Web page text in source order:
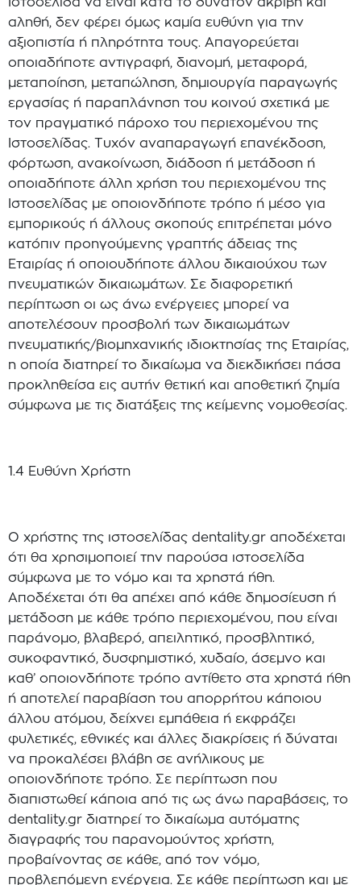
αληθή, δεν φέρει όμως καμία ευθύνη για την
αξιοπιστία ή πληρότητα τους. Απαγορεύεται
οποιαδήποτε αντιγραφή, διανομή, μεταφορά,
μεταποίηση, μεταπώληση, δημιουργία παραγωγής
εργασίας ή παραπλάνηση του κοινού σχετικά με
τον πραγματικό πάροχο του περιεχομένου της
Ιστοσελίδας. Τυχόν αναπαραγωγή επανέκδοση,
φόρτωση, ανακοίνωση, διάδοση ή μετάδοση ή
οποιαδήποτε άλλη χρήση του περιεχομένου της
Ιστοσελίδας με οποιονδήποτε τρόπο ή μέσο για
εμπορικούς ή άλλους σκοπούς επιτρέπεται μόνο
κατόπιν προηγούμενης γραπτής άδειας της
Εταιρίας ή οποιουδήποτε άλλου δικαιούχου των
πνευματικών δικαιωμάτων. Σε διαφορετική
περίπτωση οι ως άνω ενέργειες μπορεί να
αποτελέσουν προσβολή των δικαιωμάτων
πνευματικής/βιομηχανικής ιδιοκτησίας της Εταιρίας,
η οποία διατηρεί το δικαίωμα να διεκδικήσει πάσα
προκληθείσα εις αυτήν θετική και αποθετική ζημία
σύμφωνα με τις διατάξεις της κείμενης νομοθεσίας.
1.4 Ευθύνη Χρήστη
Ο χρήστης της ιστοσελίδας dentality.gr αποδέχεται
ότι θα χρησιμοποιεί την παρούσα ιστοσελίδα
σύμφωνα με το νόμο και τα χρηστά ήθη.
Αποδέχεται ότι θα απέχει από κάθε δημοσίευση ή
μετάδοση με κάθε τρόπο περιεχομένου, που είναι
παράνομο, βλαβερό, απειλητικό, προσβλητικό,
συκοφαντικό, δυσφημιστικό, χυδαίο, άσεμνο και
καθ’ οποιονδήποτε τρόπο αντίθετο στα χρηστά ήθη
ή αποτελεί παραβίαση του απορρήτου κάποιου
άλλου ατόμου, δείχνει εμπάθεια ή εκφράζει
φυλετικές, εθνικές και άλλες διακρίσεις ή δύναται
να προκαλέσει βλάβη σε ανήλικους με
οποιονδήποτε τρόπο. Σε περίπτωση που
διαπιστωθεί κάποια από τις ως άνω παραβάσεις, το
dentality.gr διατηρεί το δικαίωμα αυτόματης
διαγραφής του παρανομούντος χρήστη,
προβαίνοντας σε κάθε, από τον νόμο,
προβλεπόμενη ενέργεια. Σε κάθε περίπτωση και με